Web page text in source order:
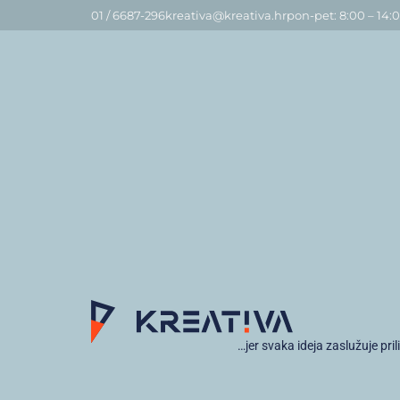
01 / 6687-296kreativa@kreativa.hrpon-pet: 8:00 –
…jer svaka ideja zaslužuje